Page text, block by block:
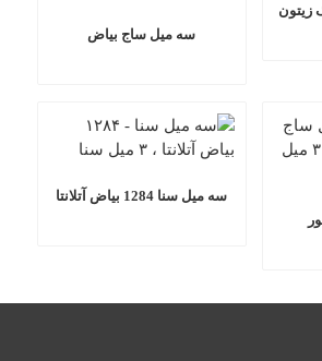
سه میل ساج بیاض
سه میل سنا 1284 بیاض آتلانتا